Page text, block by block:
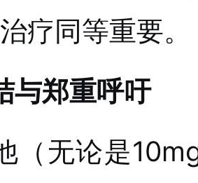
疗同等重要。
与郑重呼吁
（无论是